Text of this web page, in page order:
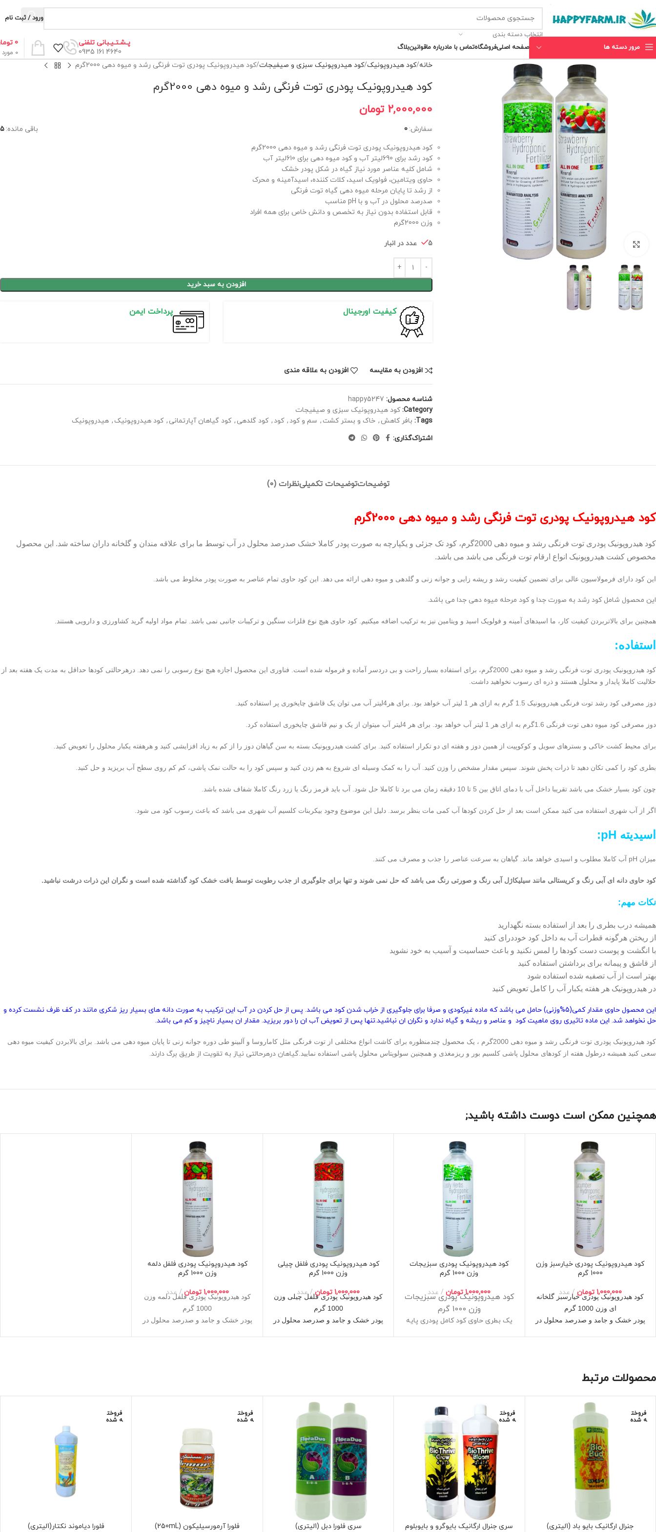
انتخاب دسته بندی
ورود / ثبت نام
مرور دسته ها صفحه اصلیفروشگاهتماس با مادرباره ماقوانینبلاگ
پـشـتـیـبانی تلفنی
4640 161 0935
0 مورد
0
برای بزرگنمایی کلیک کنید
خانه کود هیدروپونیک کود هیدروپونیک سبزی و صیفیجات کود هیدروپونیک پودری توت فرنگی رشد و میوه دهی 2000گرم
کود هیدروپونیک پودری توت فرنگی رشد و میوه دهی 2000گرم
2,000,000 تومان
سفارش: 0 باقی مانده: 5
کود هیدروپونیک پودری توت فرنگی رشد و میوه دهی 2000گرم
کود رشد برای 690لیتر آب و کود میوه دهی برای 610لیتر آب
شامل کلیه عناصر مورد نیاز گیاه در شکل پودر خشک
حاوی ویتامین، فولویک اسید، کلات کننده، اسیدآمینه و محرک
از رشد تا پایان مرحله میوه دهی گیاه توت فرنگی
صدرصد محلول در آب و با pH مناسب
قابل استفاده بدون نیاز به تخصص و دانش خاص برای همه افراد
وزن 2000گرم
5 عدد در انبار
افزودن به سبد خرید
کیفیت اورجینال پرداخت ایمن
افزودن به مقایسه افزودن به علاقه مندی
شناسه محصول: happy5247
Category: کود هیدروپونیک سبزی و صیفیجات
Tags: بافر کاهش , خاک و بستر کشت , سم و کود , کود , کود گلدهی , کود گیاهان آپارتمانی , کود هیدروپونیک , هیدروپونیک
اشتراک‌گذاری:
توضیحاتتوضیحات تکمیلینظرات (0)
کود هیدروپونیک پودری توت فرنگی رشد و میوه دهی 2000گرم
کود هیدروپونیک پودری توت فرنگی رشد و میوه دهی 2000گرم،
کود تک جزئی و یکپارچه به صورت پودر کاملا خشک صدرصد محلول در آب توسط ما برای علاقه مندان و گلخانه داران ساخته شد. این محصول
مخصوص کشت هیدروپونیک انواع ارقام توت فرنگی می باشد می باشد.
این کود دارای فرمولاسیون عالی برای تضمین کیفیت رشد و ریشه زایی و جوانه زنی و گلدهی و میوه دهی ارائه می دهد. این کود حاوی تمام عناصر به صورت پودر مخلوط می باشد.
این محصول شامل کود رشد به صورت جدا و کود مرحله میوه دهی جدا می باشد.
همچنین برای بالاتربردن کیفیت کار، ما اسیدهای آمینه و فولویک اسید و ویتامین نیز به ترکیب اضافه میکنیم. کود حاوی هیچ نوع فلزات سنگین و ترکیبات جانبی نمی باشد. تمام مواد اولیه گرید کشاورزی و دارویی هستند.
استفاده:
کود هیدروپونیک پودری توت فرنگی رشد و میوه دهی 2000گرم، برای استفاده بسیار راحت و بی دردسر آماده و فرموله شده است. فناوری این محصول اجازه هیچ نوع رسوبی را نمی دهد. درهرحالتی کودها حداقل به مدت یک هفته بعد از
حلالیت کاملا پایدار و محلول هستند و ذره ای رسوب نخواهید داشت.
دوز مصرفی کود رشد توت فرنگی هیدروپونیک 1.5 گرم به ازای هر 1 لیتر آب خواهد بود. برای هر4لیتر آب می توان یک قاشق چایخوری پر استفاده کنید.
دوز مصرفی کود میوه دهی توت فرنگی 1.6گرم به ازای هر 1 لیتر آب خواهد بود. برای هر 4لیتر آب میتوان از یک و نیم قاشق چایخوری استفاده کرد.
برای محیط کشت خاکی و بسترهای سویل و کوکوپیت از همین دوز و هفته ای دو تکرار استفاده کنید. برای کشت هیدروپونیک بسته به سن گیاهان دوز را از کم به زیاد افزایشی کنید و هرهفته یکبار محلول را تعویض کنید.
بطری کود را کمی تکان دهید تا ذرات پخش شوند. سپس مقدار مشخص را وزن کنید. آب را به کمک وسیله ای شروع به هم زدن کنید و سپس کود را به حالت نمک پاشی، کم کم روی سطح آب بریزید و حل کنید.
چون کود بسیار خشک می باشد تقریبا داخل آب با دمای اتاق بین 5 تا 10 دقیقه زمان می برد تا کاملا حل شود. آب باید قرمز رنگ یا زرد رنگ کاملا شفاف شده باشد.
اگر از آب شهری استفاده می کنید ممکن است بعد از حل کردن کودها آب کمی مات بنظر برسد. دلیل این موضوع وجود بیکربنات کلسیم آب شهری می باشد که باعث رسوب کود می شود.
اسیدیته pH:
میزان pH آب کاملا مطلوب و اسیدی خواهد ماند. گیاهان به سرعت عناصر را جذب و مصرف می کنند.
کود حاوی دانه ای آبی رنگ و کریستالی مانند سیلیکاژل آبی رنگ و صورتی رنگ می باشد که حل نمی شوند و تنها برای جلوگیری از جذب رطوبت توسط بافت خشک کود گذاشته شده است و نگران این ذرات درشت نباشید.
نکات مهم:
همیشه درب بطری را بعد از استفاده بسته نگهدارید
از ریختن هرگونه قطرات آب به داخل کود خوددرای کنید
با انگشت و پوست دست کودها را لمس نکنید و باعث حساسیت و آسیب به خود نشوید
از قاشق و پیمانه برای برداشتن استفاده کنید
بهتر است از آب تصفیه شده استفاده شود
در هیدروپونیک هر هفته یکبار آب را کامل تعویض کنید
این محصول حاوی مقدار کمی(5%وزنی) حامل می باشد که ماده غیرکودی و صرفا برای جلوگیری از خراب شدن کود می باشد. پس از حل کردن در آب این ترکیب به صورت دانه های بسیار ریز شکری مانند در کف ظرف نشست کرده و
حل نخواهد شد. این ماده تاثیری روی ماهیت کود و عناصر و ریشه و گیاه ندارد و نگران ان نباشید.تنها پس از تعویض آب ان را دور بریزید. مقدار ان بسیار ناچیز و کم می باشد.
کود هیدروپونیک پودری توت فرنگی رشد و میوه دهی 2000گرم ، یک محصول چندمنظوره برای کاشت انواع مختلفی از توت فرنگی مثل کاماروسا و آلبینو طی دوره جوانه زنی تا پایان میوه دهی می باشد. برای بالابردن کیفیت میوه دهی
سعی کنید همیشه درطول هفته از کودهای محلول پاشی کلسیم بور و ریزمغذی و همچنین سولوپتاس محلول پاشی استفاده نمایید. گیاهان درهرحالتی نیاز به تقویت از طریق برگ دارند.
همچنین ممکن است دوست داشته باشید;
کود هیدروپونیک پودری خیارسبز وزن
1000 گرم
1,000,000 تومان عدد
کود هیدروپونیک پودری خیارسبز گلخانه
ای وزن 1000 گرم
پودر خشک و جامد و صدرصد محلول در
و آئروپونیک،کوکوپیت و خاکی گلخانه
حاوی تمامی عناصر ماکرو و میکرو و
ترکیبات محرک و سودمند ارگانیک
تولید سایت و فروشگاه آنلاین مزرعه
شاد
کود هیدروپونیک پودری سبزیجات
وزن 1000 گرم
1,000,000 تومان عدد
کود هیدروپونیک پودری سبزیجات
وزن 1000 گرم
یک بطری حاوی کود کامل پودری پایه
استفاده
ساخت فروشگاه مزرعه شاد
کود هیدروپونیک پودری فلفل چیلی
وزن 1000 گرم
1,000,000 تومان عدد
کود هیدروپونیک پودری فلفل چیلی وزن
1000 گرم
پودر خشک و جامد و صدرصد محلول در
حاوی تمامی عناصر ماکرو و میکرو و
ترکیبات محرک و سودمند ارگانیک
شاد
کود هیدروپونیک پودری فلفل دلمه
وزن 1000 گرم
1,000,000 تومان عدد
کود هیدروپونیک پودری فلفل دلمه وزن
1000 گرم
پودر خشک و جامد و صدرصد محلول در
ترکیبات محرک و سودمند ارگانیک
تولید سایت و فروشگاه آنلاین مزرعه
محصولات مرتبط
فروخت
ه شده
جنرال ارگانیک بایو باد (1لیتری)
فروخت
ه شده
سری جنرال ارگانیک بایوگرو و بایوبلوم
سری فلورا دبل (1لیتری)
فروخت
ه شده
فلورا آرمورسیلیکون (250mL)
فروخت
ه شده
فلورا دیاموند نکتار(1لیتری)